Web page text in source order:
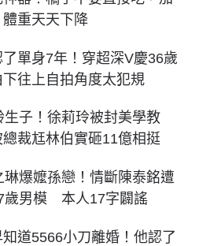
重天天下降
單身7年！穿超深V慶36歲
往上自拍角度太犯規
生子！徐莉玲被封美學教
裁尪林伯實砸11億相挺
琳爆嬤孫戀！情斷陳泰銘遭
歲男模 本人17字闢謠
道5566小刀離婚！他認了